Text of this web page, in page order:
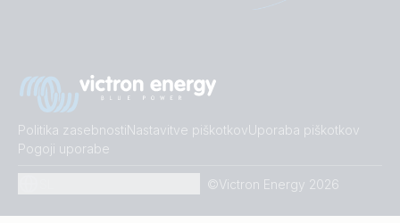
Politika zasebnostiNastavitve piškotkovUporaba piškotkov
Pogoji uporabe
©Victron Energy 2026